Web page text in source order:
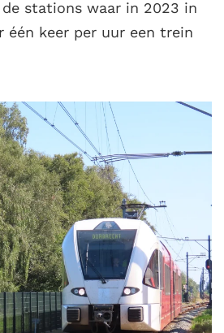
stations waar in 2023 in
één keer per uur een trein